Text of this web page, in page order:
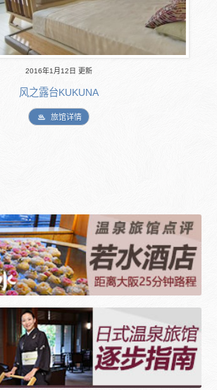
2016年1月12日 更新
风之露台KUKUNA
旅馆详情